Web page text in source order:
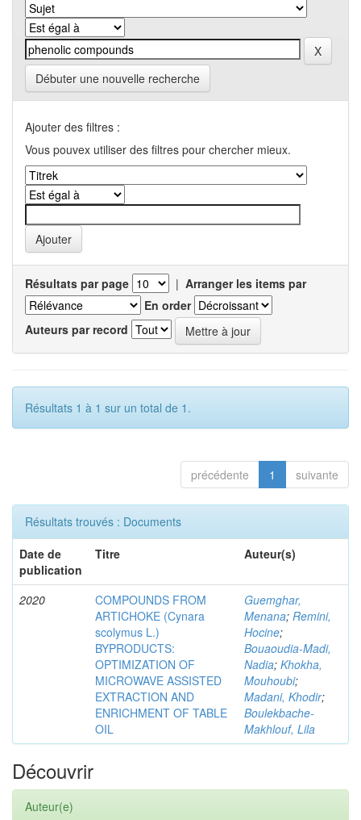
Débuter une nouvelle recherche
Ajouter des filtres :
Vous pouvex utiliser des filtres pour chercher mieux.
Résultats par page | Arranger les items par
En order
Auteurs par record
Résultats 1 à 1 sur un total de 1.
précédente 1 suivante
Résultats trouvés : Documents
Date de
publication
Titre Auteur(s)
2020
COMPOUNDS FROM
ARTICHOKE (Cynara
scolymus L.)
BYPRODUCTS:
OPTIMIZATION OF
MICROWAVE ASSISTED
EXTRACTION AND
ENRICHMENT OF TABLE
OIL
Guemghar,
Menana; Remini,
Hocine;
Bouaoudia-Madi,
Nadia; Khokha,
Mouhoubi;
Madani, Khodir;
Boulekbache-
Makhlouf, Lila
Découvrir
Auteur(e)